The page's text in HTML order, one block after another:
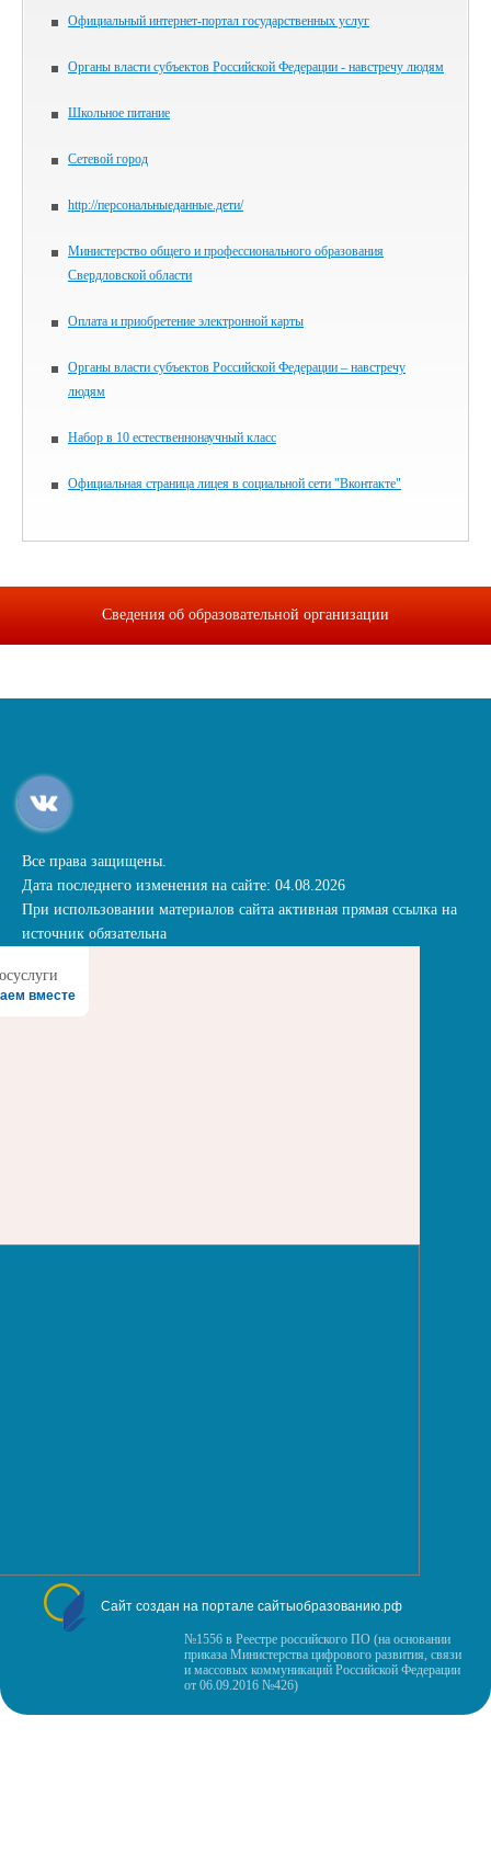
Официальный интернет-портал государственных услуг
Органы власти субъектов Российской Федерации - навстречу людям
Школьное питание
Сетевой город
http://персональныеданные.дети/
Министерство общего и профессионального образования
Свердловской области
Оплата и приобретение электронной карты
Органы власти субъектов Российской Федерации – навстречу
людям
Набор в 10 естественнонаучный класс
Официальная страница лицея в социальной сети "Вконтакте"
Сведения об образовательной организации
Все права защищены.
Дата последнего изменения на сайте: 04.08.2026
При использовании материалов сайта активная прямая ссылка на
источник обязательна
вместе
Сайт создан на портале сайтыобразованию.рф
№1556 в Реестре российского ПО (на основании
приказа Министерства цифрового развития, связи
и массовых коммуникаций Российской Федерации
от 06.09.2016 №426)